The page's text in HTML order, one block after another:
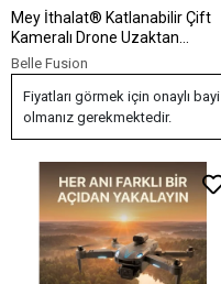
Mey İthalat® Katlanabilir Çift
Kameralı Drone Uzaktan
Kumandalı Hava Aracı
Belle Fusion
Fiyatları görmek için onaylı bayi
olmanız gerekmektedir.